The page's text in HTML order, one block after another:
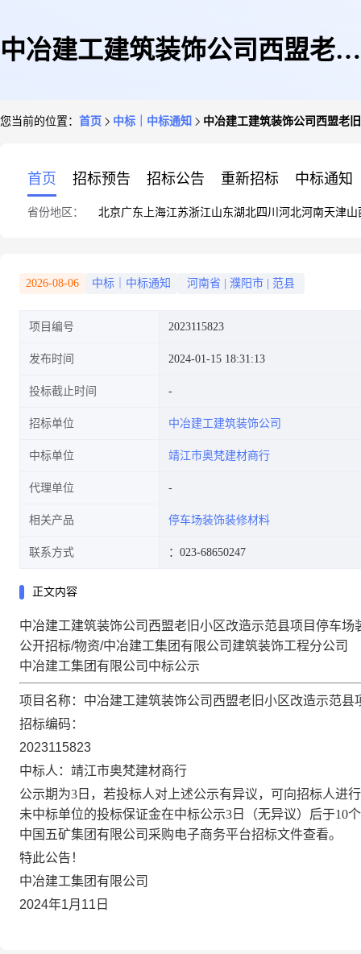
中冶建工建筑装饰公司西盟老旧
您当前的位置： 首页 中标｜中标通知 中冶建工建筑装饰公司西盟老
首页 招标预告 招标公告 重新招标 中标通知
省份地区： 北京广东 上海江苏浙江山东湖北四川 河北河南天津山
2026-08-06 中标｜中标通知 河南省 濮阳市 范县
项目编号 2023115823
发布时间 2024-01-15 18:31:13
投标截止时间
招标单位 中冶建工建筑装饰公司
中标单位 靖江市奥梵建材商行
代理单位
相关产品 停车场装饰装修材料
联系方式 ：023-68650247
正文内容
中冶建工建筑装饰公司西盟老旧小区改造示范县项目停车
公开招标/物资/中冶建工集团有限公司建筑装饰工程分公司
中冶建工集团有限公司中标公示
项目名称：中冶建工建筑装饰公司西盟老旧小区改造示范
招标编码：
2023115823
中标人：靖江市奥梵建材商行
公示期为3日，若投标人对上述公示有异议，可向招标人进
未中标单位的投标保证金在中标公示3日（无异议）后于10
中国五矿集团有限公司采购电子商务平台招标文件查看。
特此公告！
中冶建工集团有限公司
2024年1月11 日